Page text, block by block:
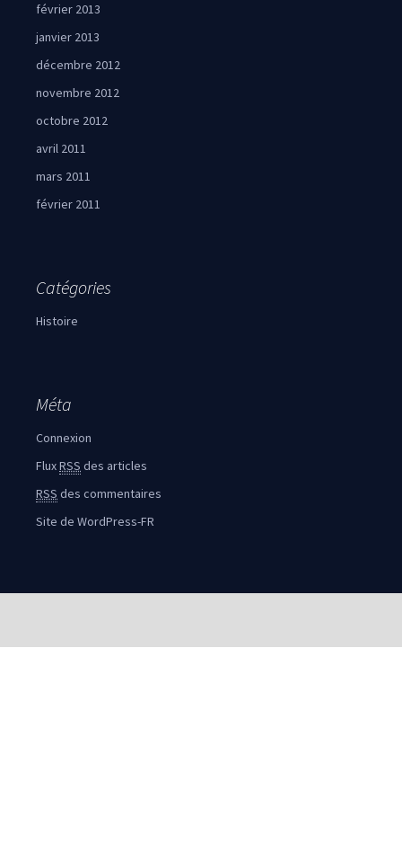
février 2013
janvier 2013
décembre 2012
novembre 2012
octobre 2012
avril 2011
mars 2011
février 2011
Catégories
Histoire
Méta
Connexion
FluxRSS des articles
RSS des commentaires
Site de WordPress-FR